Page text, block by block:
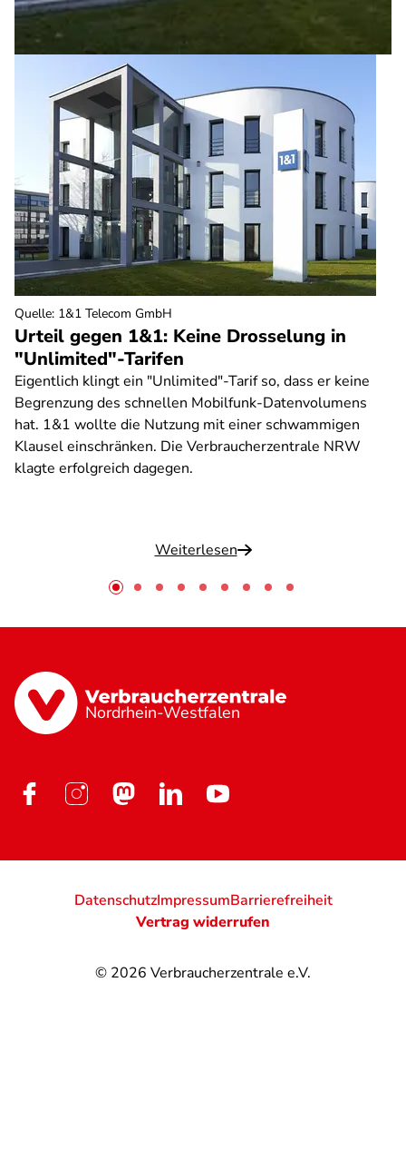
Urteil gegen 1&1: Keine Drosselung in
"Unlimited"-Tarifen
Eigentlich klingt ein "Unlimited"-Tarif so, dass er keine
Begrenzung des schnellen Mobilfunk-Datenvolumens
hat. 1&1 wollte die Nutzung mit einer schwammigen
Klausel einschränken. Die Verbraucherzentrale NRW
klagte erfolgreich dagegen.
Weiterlesen
Quelle: 1&1 Telecom GmbH
Nordrhein-Westfalen
© 2026 Verbraucherzentrale e.V.
DatenschutzImpressumBarrierefreiheit
Vertrag widerrufen